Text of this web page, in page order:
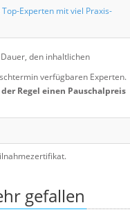
Experten mit viel Praxis-
den inhaltlichen
verfügbaren Experten.
Regel einen Pauschalpreis
gefallen